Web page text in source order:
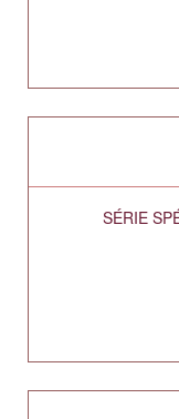
SÉRIE